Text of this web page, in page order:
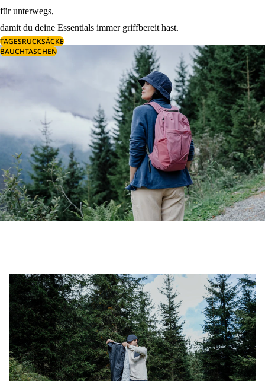
für unterwegs,
damit du deine Essentials immer griffbereit hast.
TAGESRUCKSÄCKE
BAUCHTASCHEN